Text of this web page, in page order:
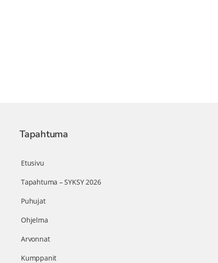
Tapahtuma
Etusivu
Tapahtuma – SYKSY 2026
Puhujat
Ohjelma
Arvonnat
Kumppanit